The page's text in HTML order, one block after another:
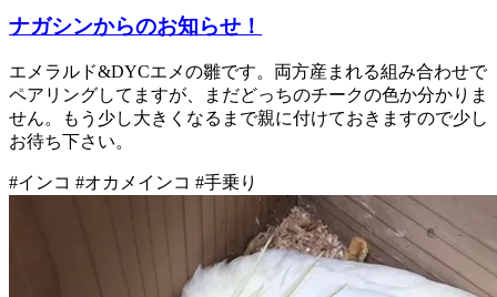
ナガシンからのお知らせ！
エメラルド&DYCエメの雛です。両方産まれる組み合わせで
ペアリングしてますが、まだどっちのチークの色か分かりま
せん。もう少し大きくなるまで親に付けておきますので少し
お待ち下さい。
#インコ #オカメインコ #手乗り